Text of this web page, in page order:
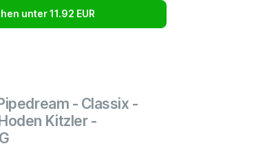
unter 11.92 EUR
- Classix -
Kitzler -